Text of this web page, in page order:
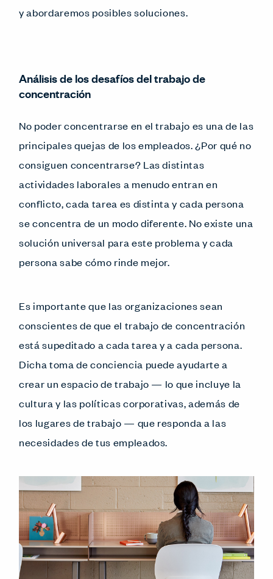
y abordaremos posibles soluciones.
Análisis de los desafíos del trabajo de
concentración
No poder concentrarse en el trabajo es una de las
principales quejas de los empleados. ¿Por qué no
consiguen concentrarse? Las distintas
actividades laborales a menudo entran en
conflicto, cada tarea es distinta y cada persona
se concentra de un modo diferente. No existe una
solución universal para este problema y cada
persona sabe cómo rinde mejor.
Es importante que las organizaciones sean
conscientes de que el trabajo de concentración
está supeditado a cada tarea y a cada persona.
Dicha toma de conciencia puede ayudarte a
crear un espacio de trabajo — lo que incluye la
cultura y las políticas corporativas, además de
los lugares de trabajo — que responda a las
necesidades de tus empleados.